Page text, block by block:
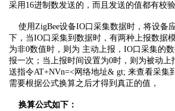
采用16进制数发送的，而且发送的值都有校
使用ZigBee设备IO口采集数据时，将设备
下，当IO口采集到数据时，有两种上报数据
为非0数值时，则为 主动上报，IO口采集的
报一次；当上报时间设置为0时，则为被动上
送指令AT+NVn=<网络地址& gt; 来查看采集
需要根据公式换算之后才得到真正的值，
换算公式如下：